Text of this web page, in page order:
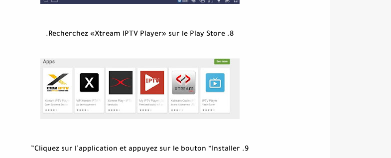
8. Recherchez «Xtream IPTV Player» sur le Play Store.
9. Cliquez sur l’application et appuyez sur le bouton “Installer”